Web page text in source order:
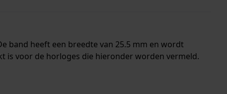
band heeft een breedte van 25.5 mm en wordt
is voor de horloges die hieronder worden vermeld.